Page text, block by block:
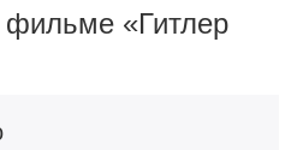
фильме «Гитлер